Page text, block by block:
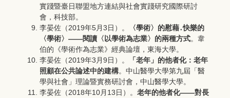
實踐暨臺日聯盟地方連結與社會實踐研究國際研討
會，科技部。
李晏佐（2019年5月3日）。
〈學術〉的慰藉․快樂的
〈學術〉 ——閱讀〈以學術為志業〉的兩種方式。韋
伯的《學術作為志業》經典論壇，東海大學。
李晏佐（2019年3月9日）。
「老年」的他者化：老年
照顧在公共論述中的建構。中山醫學大學第九屆「醫
學與社會」理論暨實務研討會，中山醫學大學。
李晏佐（2018年10月13日）。 老年的他者化——對長